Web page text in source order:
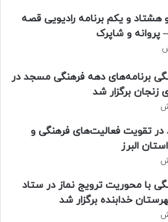
و یکم برنامه رادیویی قصه
پروانه و شاپرک
برنامه‌های دهه فرهنگی مسجد در
زنجان برگزار شد
تقویت فعالیت‌های فرهنگی و
البرز
با محوریت ترویج نماز در ستاد
خدابنده برگزار شد